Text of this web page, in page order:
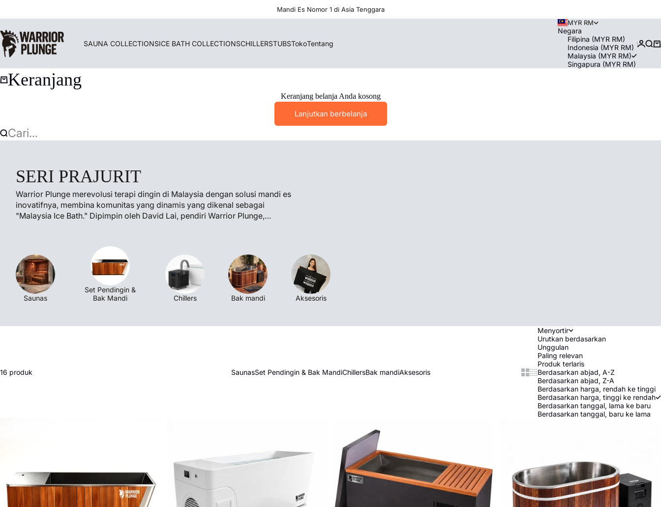
Mandi Es Nomor 1 di Asia Tenggara
Warrior Plunge
SAUNA COLLECTIONSICE BATH COLLECTIONSCHILLERSTUBSTokoTentang
MYR RM
Negara
Filipina (MYR RM)
Indonesia (MYR RM)
Malaysia (MYR RM)
Singapura (MYR RM)
Login
Keranjang
Keranjang belanja Anda kosong
Lanjutkan berbelanja
Cari...
SERI PRAJURIT
Warrior Plunge merevolusi terapi dingin di Malaysia dengan solusi mandi es
inovatifnya, membina komunitas yang dinamis yang dikenal sebagai
"Malaysia Ice Bath." Dipimpin oleh David Lai, pendiri Warrior Plunge,
lama dan mudah digunakan yang mendinginkan air hingga serendah 2°C,
menjadikannya ideal untuk pemulihan otot dan kejernihan mental. Baik Anda
berada di Malaysia, Singapura, atau Indonesia, Warrior Plunge menyediakan
cara yang mudah diakses untuk merasakan manfaat berendam air dingin.
Bergabunglah dengan gerakan ini dan tingkatkan perjalanan kesehatan Anda
dengan Warrior Ice Bath hari ini!
Saunas
Set Pendingin &
Bak Mandi
Chillers Bak mandi Aksesoris
16 produk SaunasSet Pendingin & Bak MandiChillersBak mandiAksesoris Show cards bigger
Show cards smaller
Menyortir
Urutkan berdasarkan
Unggulan
Paling relevan
Produk terlaris
Berdasarkan abjad, A-Z
Berdasarkan abjad, Z-A
Berdasarkan harga, rendah ke tinggi
Berdasarkan harga, tinggi ke rendah
Berdasarkan tanggal, lama ke baru
Berdasarkan tanggal, baru ke lama
Tambahkan ke keranjang